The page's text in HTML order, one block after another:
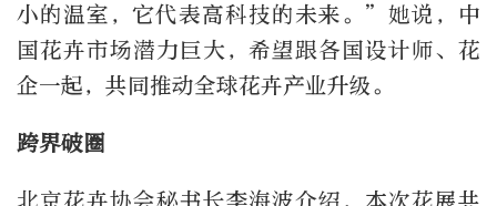
小的温室，它代表高科技的未来。”她说，中
国花卉市场潜力巨大，希望跟各国设计师、花
企一起，共同推动全球花卉产业升级。
跨界破圈
北京花卉协会秘书长李海波介绍，本次花展共